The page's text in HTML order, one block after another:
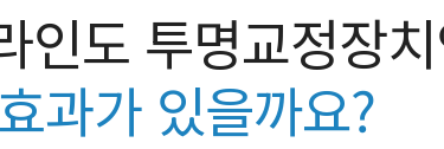
인도 투명교정장
효과가 있을까요?